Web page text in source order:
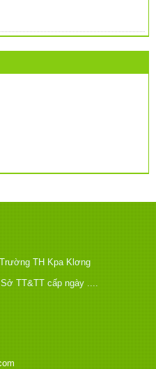
TH Kpa Klơng
TT&TT cấp ngày ....